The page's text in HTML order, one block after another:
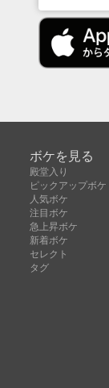
ボケを見る
殿堂入り
ピックアップボケ
人気ボケ
注目ボケ
急上昇ボケ
新着ボケ
セレクト
タグ